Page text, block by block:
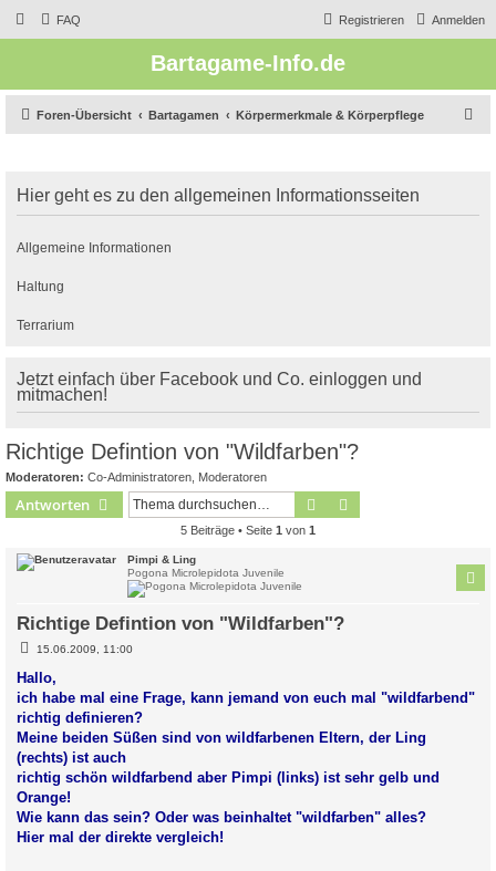
FAQ Anmelden
Registrieren
Bartagame-Info.de
Foren-Übersicht Bartagamen Körpermerkmale & Körperpflege
e
Hier geht es zu den allgemeinen Informationsseiten
Allgemeine Informationen
Haltung
Terrarium
Jetzt einfach über Facebook und Co. einloggen und
mitmachen!
Richtige Defintion von "Wildfarben"?
Moderatoren: Co-Administratoren Moderatoren
Antworten Suche
5 Beiträge • Seite 1 von 1
Pimpi & Ling
Pogona Microlepidota Juvenile
Richtige Defintion von "Wildfarben"?
B
t
r
a
g
15.06.2009, 11:00
Hallo,
ich habe mal eine Frage, kann jemand von euch mal "wildfarbend"
richtig definieren?
Meine beiden Süßen sind von wildfarbenen Eltern, der Ling
(rechts) ist auch
richtig schön wildfarbend aber Pimpi (links) ist sehr gelb und
Orange!
Wie kann das sein? Oder was beinhaltet "wildfarben" alles?
Hier mal der direkte vergleich!